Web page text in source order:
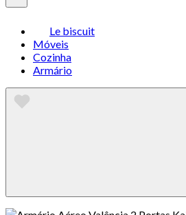
Le biscuit
Móveis
Cozinha
Armário